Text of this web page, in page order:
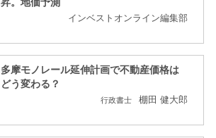
インベストオンライン編集部
多摩モノレール延伸計画で不動産価格は
どう変わる？
行政書士 棚田 健大郎